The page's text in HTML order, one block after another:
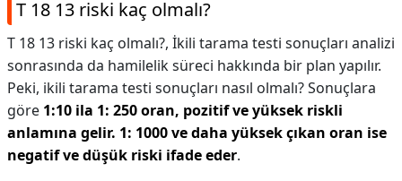
T 18 13 riski kaç olmalı?
T 18 13 riski kaç olmalı?, İkili tarama testi sonuçları analizi
sonrasında da hamilelik süreci hakkında bir plan yapılır.
Peki, ikili tarama testi sonuçları nasıl olmalı? Sonuçlara
göre 1:10 ila 1: 250 oran, pozitif ve yüksek riskli
anlamına gelir. 1: 1000 ve daha yüksek çıkan oran ise
negatif ve düşük riski ifade eder.